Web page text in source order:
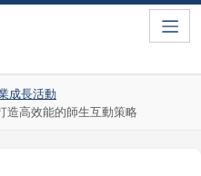
成長活動
造高效能的師生互動策略